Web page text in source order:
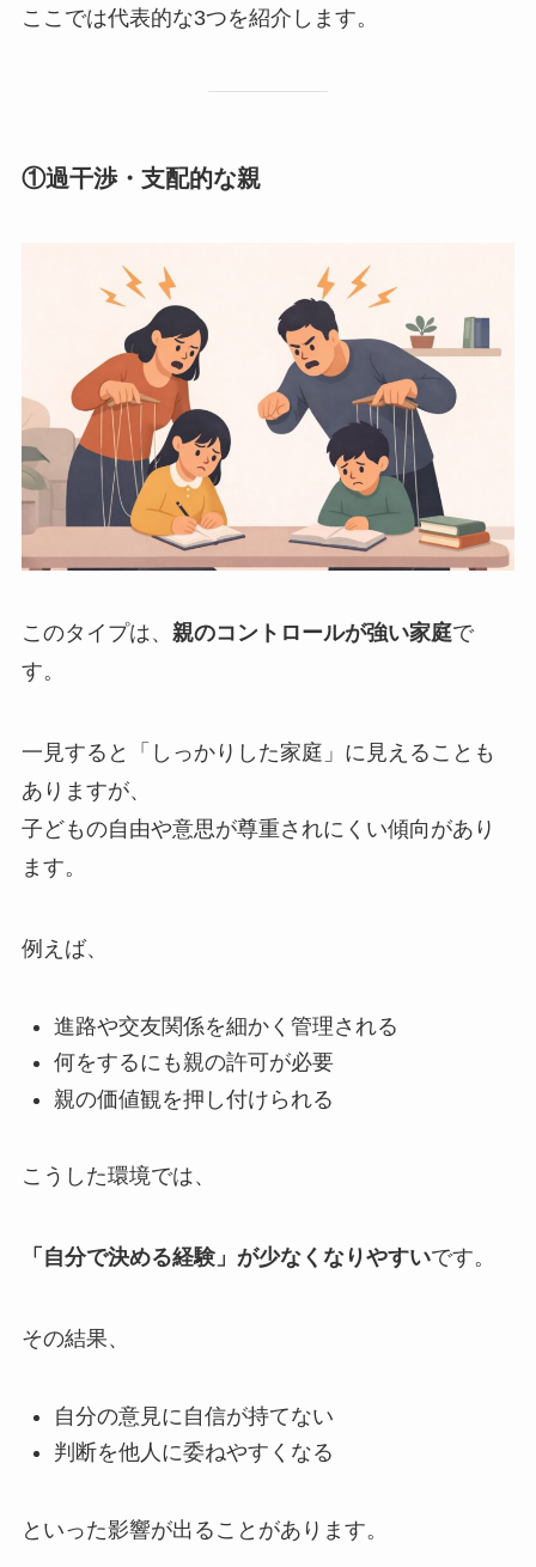
ここでは代表的な3つを紹介します。
①過干渉・支配的な親
このタイプは、 親のコントロールが強い家庭で
す。
一見すると「しっかりした家庭」に見えることも
ありますが、
子どもの自由や意思が尊重されにくい傾向があり
ます。
例えば、
進路や交友関係を細かく管理される
何をするにも親の許可が必要
親の価値観を押し付けられる
こうした環境では、
「自分で決める経験」が少なくなりやすいです。
その結果、
自分の意見に自信が持てない
判断を他人に委ねやすくなる
といった影響が出ることがあります。